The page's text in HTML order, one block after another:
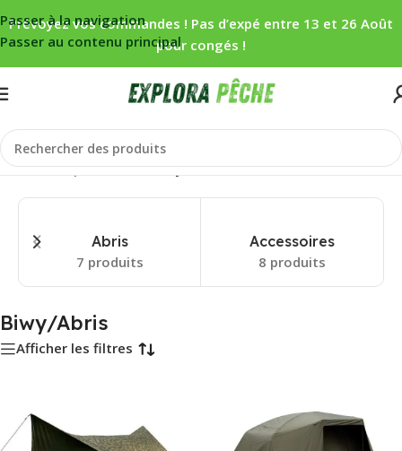
Passer à la navigation
Passer au contenu principal
Prévoyez vos commandes ! Pas d’expé entre 13 et 26 Août
pour congés !
Accueil/Carpe/Bivouac/Biwy/Abris
Abris
7 produits
Accessoires
8 produits
Biwy/Abris
Afficher les filtres